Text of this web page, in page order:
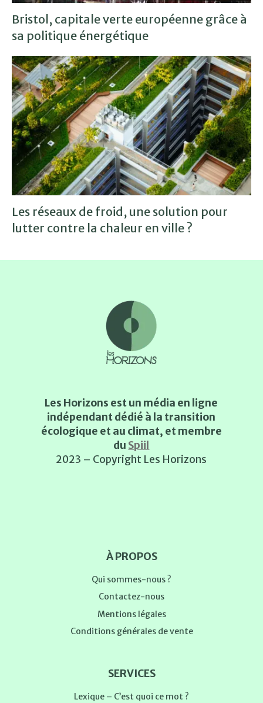
Bristol, capitale verte européenne grâce à
sa politique énergétique
Les réseaux de froid, une solution pour
lutter contre la chaleur en ville ?
Les Horizons est un média en ligne
indépendant dédié à la transition
écologique et au climat, et membre
du Spiil
2023 – Copyright Les Horizons
À PROPOS
Qui sommes-nous ?
Contactez-nous
Mentions légales
Conditions générales de vente
SERVICES
Lexique – C’est quoi ce mot ?